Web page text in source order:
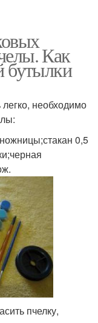
Как
бутылки
необходимо
0,5
пчелку,